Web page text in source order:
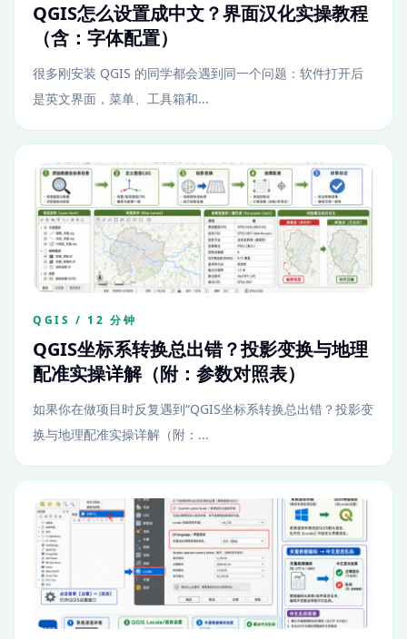
QGIS怎么设置成中文？界面汉化实操教程
（含：字体配置）
很多刚安装 QGIS 的同学都会遇到同一个问题：软件打开后
是英文界面，菜单、工具箱和...
QGIS / 12 分钟
QGIS坐标系转换总出错？投影变换与地理
配准实操详解（附：参数对照表）
如果你在做项目时反复遇到“QGIS坐标系转换总出错？投影变
换与地理配准实操详解（附：...